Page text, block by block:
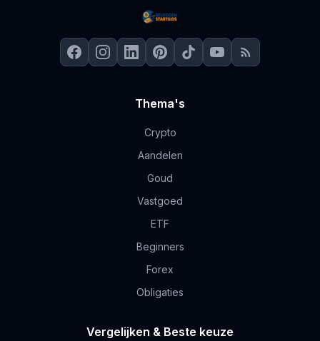
Thema's
Crypto
Aandelen
Goud
Vastgoed
ETF
Beginners
Forex
Obligaties
Vergelijken & Beste keuze